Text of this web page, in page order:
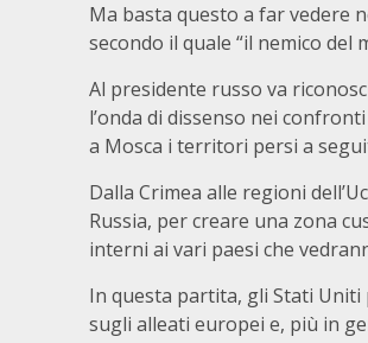
Ma basta questo a far vedere
secondo il quale “il nemico del
Al presidente russo va
l’onda di dissenso nei
a Mosca i territori persi a
Dalla Crimea alle regioni
Russia, per creare una zona
interni ai vari paesi che
In questa partita, gli Stati
sugli alleati europei e, più in